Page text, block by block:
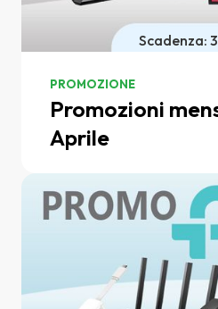
Scadenza:
PROMOZIONE
Promozioni
Aprile